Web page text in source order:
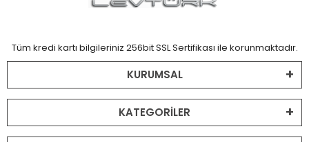
Tüm kredi kartı bilgileriniz 256bit SSL Sertifikası ile korunmaktadır.
KURUMSAL
KATEGORİLER